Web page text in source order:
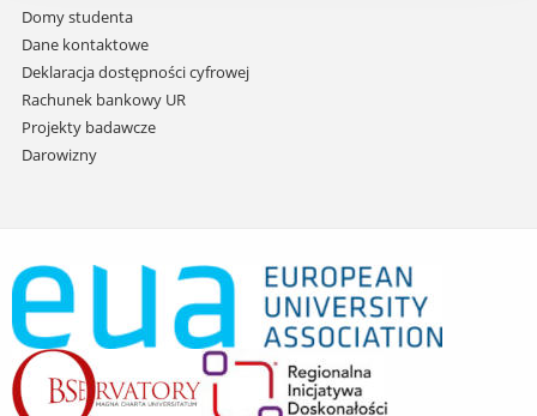
Domy studenta
Dane kontaktowe
Deklaracja dostępności cyfrowej
Rachunek bankowy UR
Projekty badawcze
Darowizny